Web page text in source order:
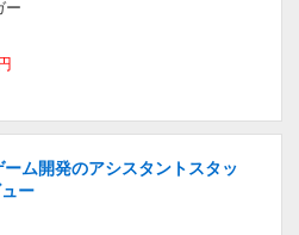
ー
ム開発のアシスタントスタッ
ー